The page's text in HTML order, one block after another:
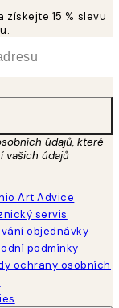
15 % slevu
údajů, které
vašich údajů
Art Advice
servis
objednávky
podmínky
ochrany osobních